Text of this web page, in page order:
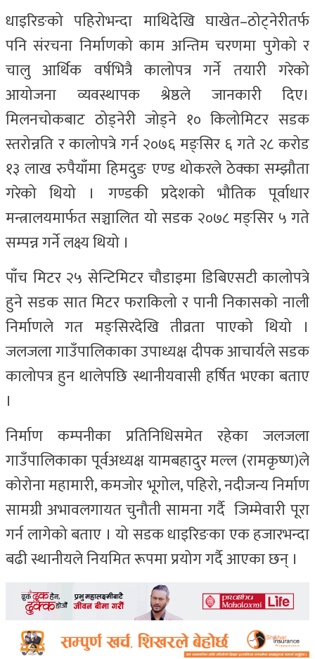
धाइरिङको पहिरोभन्दा माथिदेखि घाखेत–ठोट्नेरीतर्फ
पनि संरचना निर्माणको काम अन्तिम चरणमा पुगेको र
चालु आर्थिक वर्षभित्रै कालोपत्र गर्ने तयारी गरेको
आयोजना व्यवस्थापक श्रेष्ठले जानकारी दिए।
मिलनचोकबाट ठोड्नेरी जोड्ने १० किलोमिटर सडक
स्तरोन्नति र कालोपत्रे गर्न २०७६ मङ्सिर ६ गते २८ करोड
१३ लाख रुपैयाँमा हिमदुङ एण्ड थोकरले ठेक्का सम्झौता
गरेको थियो । गण्डकी प्रदेशको भौतिक पूर्वाधार
मन्त्रालयमार्फत सञ्चालित यो सडक २०७८ मङ्सिर ५ गते
सम्पन्न गर्ने लक्ष्य थियो ।
पाँच मिटर २५ सेन्टिमिटर चौडाइमा डिबिएसटी कालोपत्रे
हुने सडक सात मिटर फराकिलो र पानी निकासको नाली
निर्माणले गत मङ्सिरदेखि तीव्रता पाएको थियो ।
जलजला गाउँपालिकाका उपाध्यक्ष दीपक आचार्यले सडक
कालोपत्र हुन थालेपछि स्थानीयवासी हर्षित भएका बताए
।
निर्माण कम्पनीका प्रतिनिधिसमेत रहेका जलजला
गाउँपालिकाका पूर्वअध्यक्ष यामबहादुर मल्ल (रामकृष्ण)ले
कोरोना महामारी, कमजोर भूगोल, पहिरो, नदीजन्य निर्माण
सामग्री अभावलगायत चुनौती सामना गर्दै जिम्मेवारी पूरा
गर्न लागेको बताए । यो सडक धाइरिङका एक हजारभन्दा
बढी स्थानीयले नियमित रूपमा प्रयोग गर्दै आएका छन् ।